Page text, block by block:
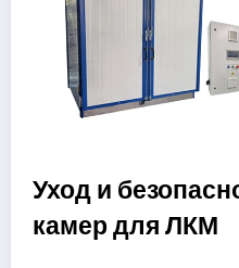
Уход и
камер для ЛКМ